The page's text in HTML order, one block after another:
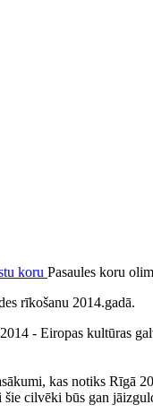
Pasaules koru
rīkošanu 2014.gadā.
- Eiropas kultūras
kas notiks
cilvēki būs gan